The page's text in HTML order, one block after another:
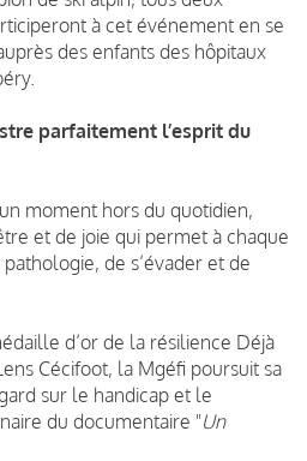
à cet événement en se
des enfants des hôpitaux
parfaitement l’esprit du
moment hors du quotidien,
et de joie qui permet à chaque
de s’évader et de
d’or de la résilience Déjà
Cécifoot, la Mgéfi poursuit sa
sur le handicap et le
du documentaire "Un